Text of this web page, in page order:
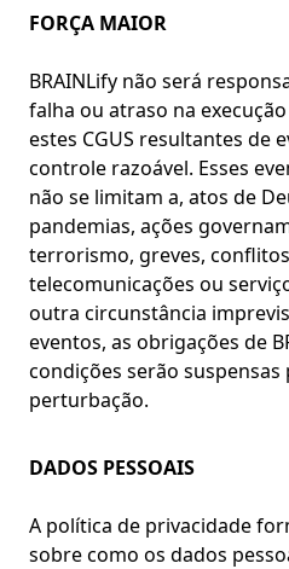
FORÇA MAIOR
BRAINLify não será
falha ou atraso na
estes CGUS resultantes de
controle razoável. Esses
não se limitam a, atos de
pandemias, ações
terrorismo, greves,
telecomunicações ou
outra circunstância
eventos, as obrigações de
condições serão suspensas
perturbação.
DADOS PESSOAIS
A política de privacidade
sobre como os dados